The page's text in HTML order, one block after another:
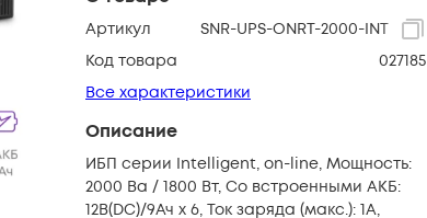
Артикул
SNR-UPS-ONRT-2000-INT
Код товара
027185
Все характеристики
Описание
ИБП серии Intelligent, on-line, Мощность:
2000 Ва / 1800 Вт, Со встроенными АКБ:
12В(DC)/9Ач х 6, Ток заряда (макс.): 1A,